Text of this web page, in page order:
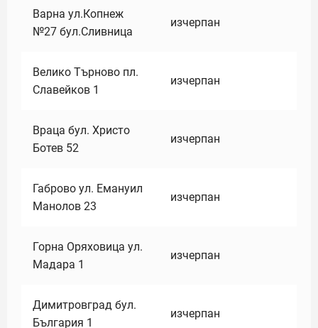
Варна ул.Копнеж
№27 бул.Сливница
изчерпан
Велико Търново пл.
Славейков 1
изчерпан
Враца бул. Христо
Ботев 52
изчерпан
Габрово ул. Емануил
Манолов 23
изчерпан
Горна Оряховица ул.
Мадара 1
изчерпан
Димитровград бул.
България 1
изчерпан